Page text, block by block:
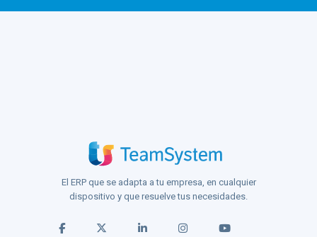
El ERP que se adapta a tu empresa, en cualquier
dispositivo y que resuelve tus necesidades.